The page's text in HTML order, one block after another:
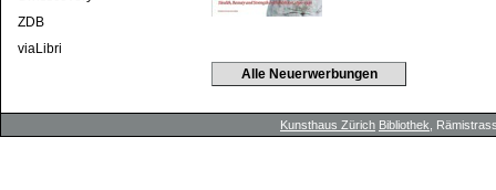
ZDB
viaLibri
Alle Neuerwerbungen
Kunsthaus Zürich Bibliothek ,